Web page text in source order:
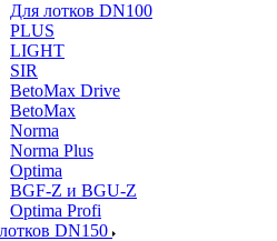
Для лотков DN100
PLUS
LIGHT
SIR
BetoMax Drive
BetoMax
Norma
Norma Plus
Optima
BGF-Z и BGU-Z
Optima Profi
DN150